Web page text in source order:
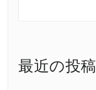
最近の投稿